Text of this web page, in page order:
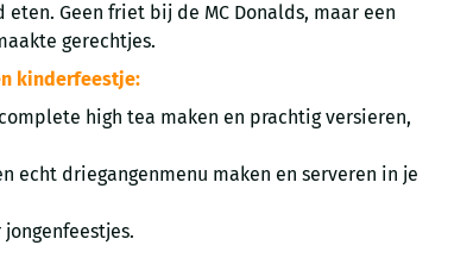
Geen friet bij de MC Donalds, maar een
gerechtjes.
kinderfeestje:
high tea maken en prachtig versieren,
echt driegangenmenu maken en serveren in je